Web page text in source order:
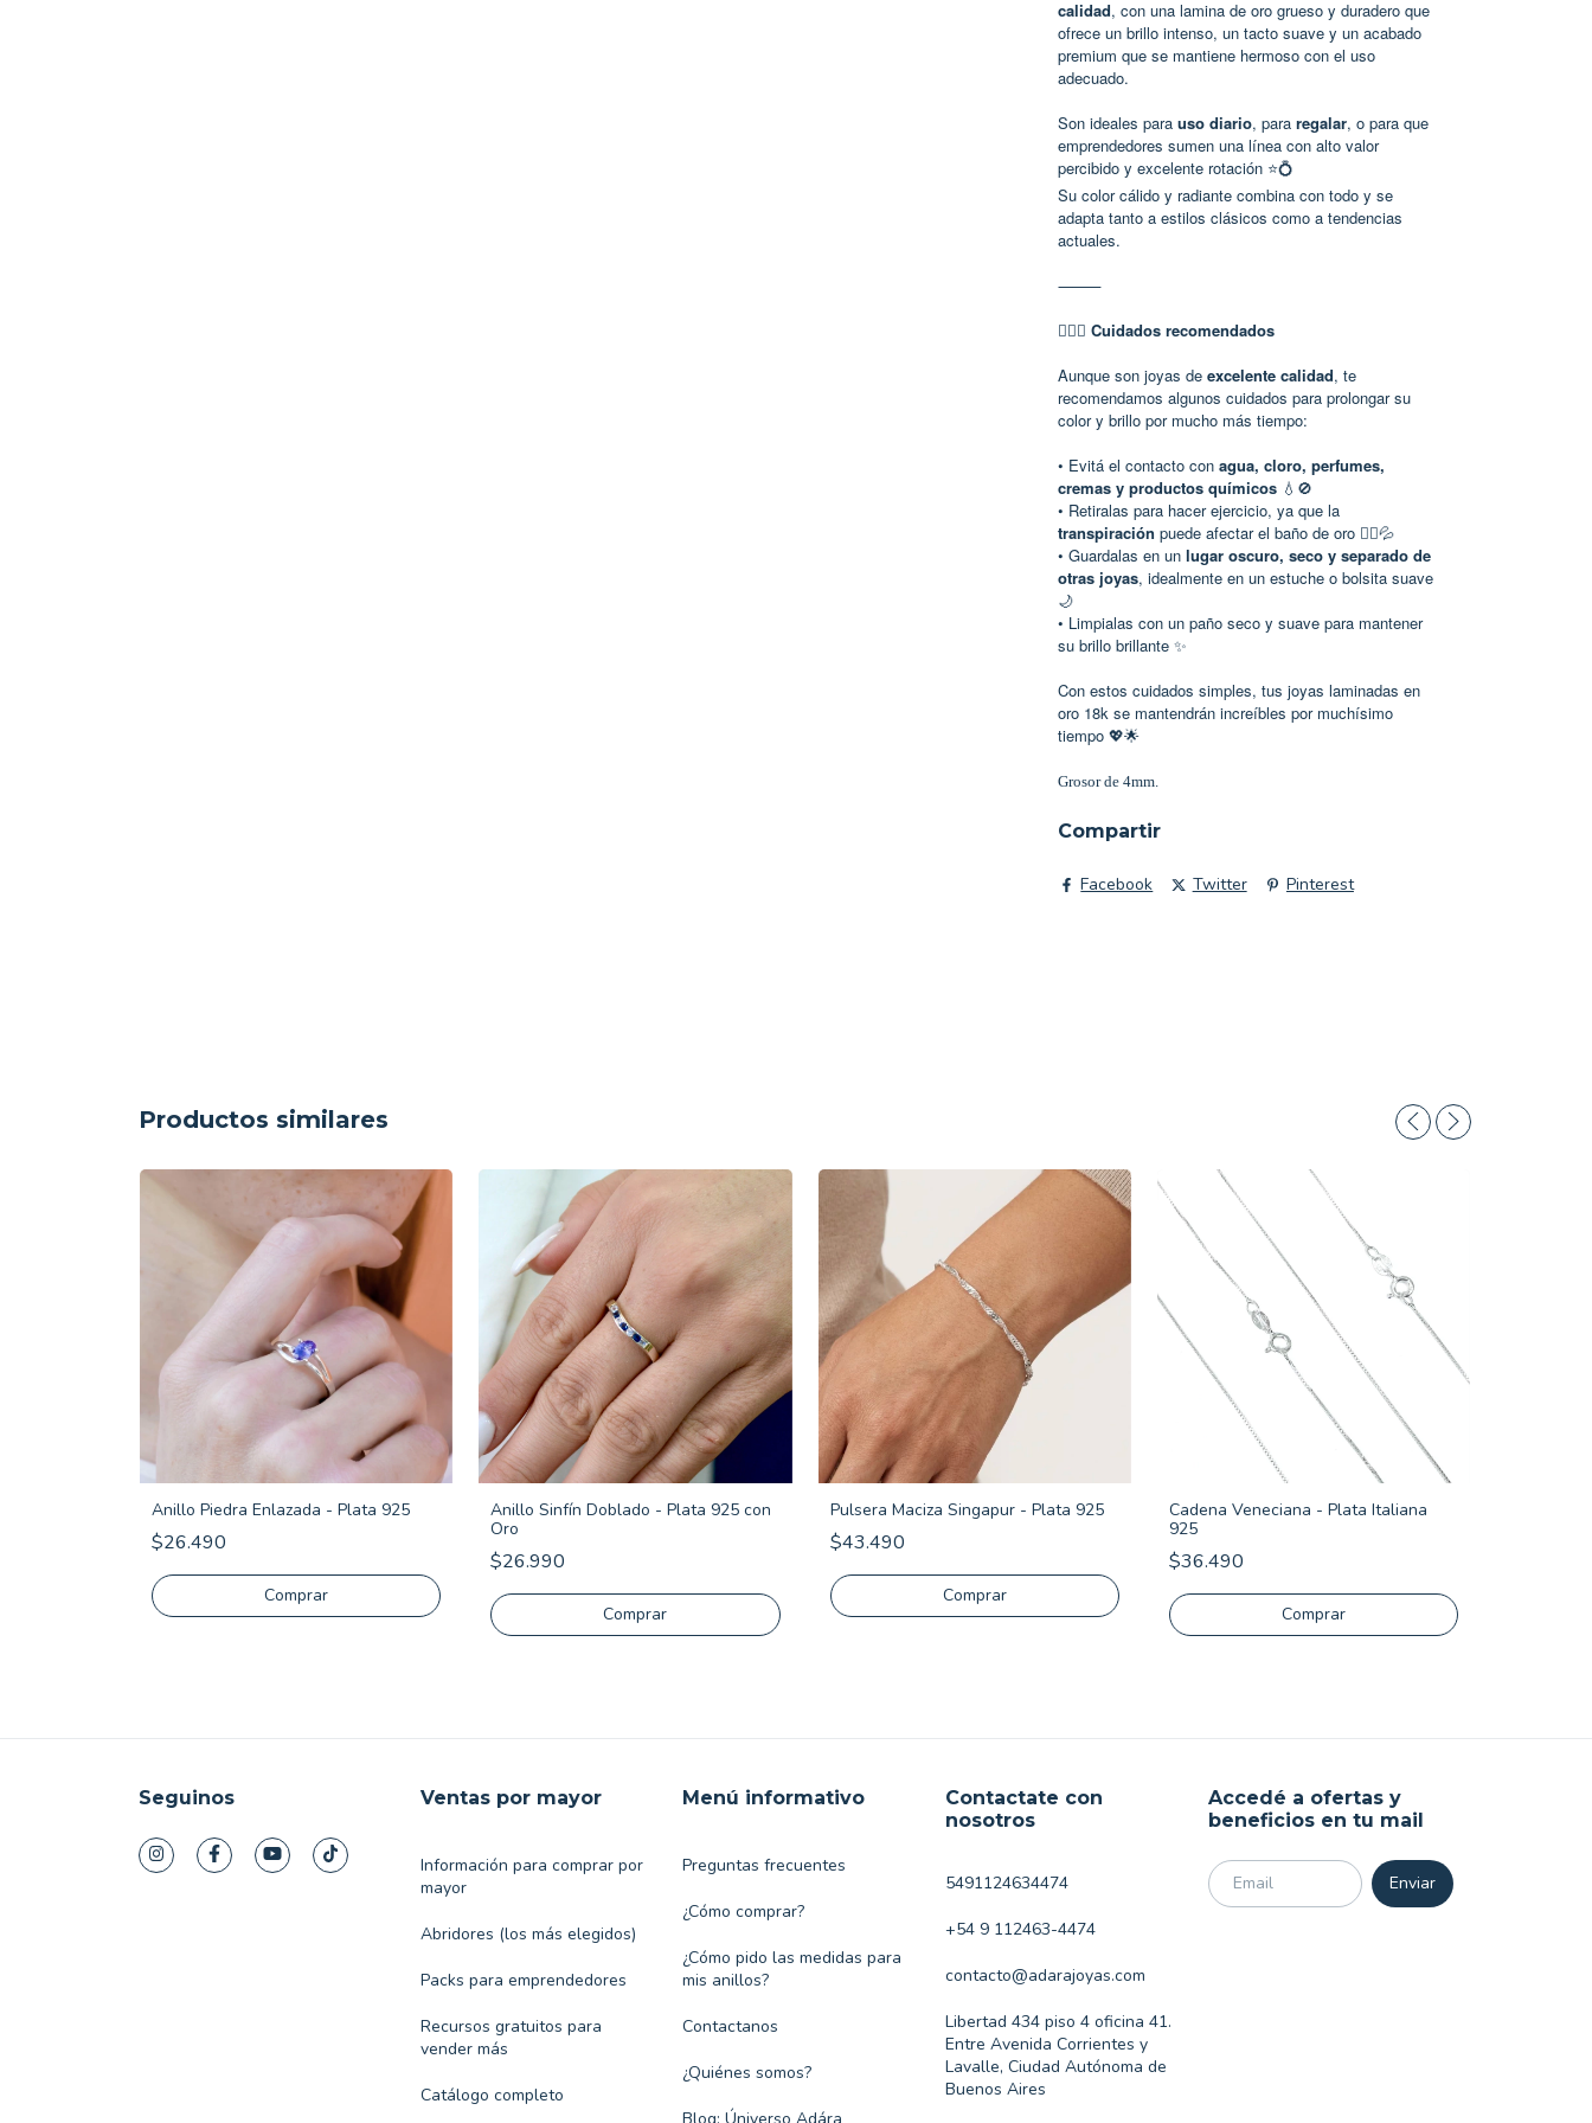
calidad, con una lamina de oro grueso y duradero que
ofrece un brillo intenso, un tacto suave y un acabado
premium que se mantiene hermoso con el uso
adecuado.
Son ideales para uso diario, para regalar, o para que
emprendedores sumen una línea con alto valor
percibido y excelente rotación ⭐💍
Su color cálido y radiante combina con todo y se
adapta tanto a estilos clásicos como a tendencias
actuales.
⸻
🙆🏻‍♀️ Cuidados recomendados
Aunque son joyas de excelente calidad, te
recomendamos algunos cuidados para prolongar su
color y brillo por mucho más tiempo:
• Evitá el contacto con agua, cloro, perfumes,
cremas y productos químicos 💧🚫
• Retiralas para hacer ejercicio, ya que la
transpiración puede afectar el baño de oro 🏃‍♀️💦
• Guardalas en un lugar oscuro, seco y separado de
otras joyas, idealmente en un estuche o bolsita suave
🌙
• Limpialas con un paño seco y suave para mantener
su brillo brillante ✨
Con estos cuidados simples, tus joyas laminadas en
oro 18k se mantendrán increíbles por muchísimo
tiempo 💖🌟
Grosor de 4mm.
Compartir
Facebook Twitter Pinterest
Productos similares
Anillo Piedra Enlazada - Plata 925
$26.490
Comprar
Anillo Sinfín Doblado - Plata 925 con
Oro
$26.990
Comprar
Pulsera Maciza Singapur - Plata 925
$43.490
Comprar
Cadena Veneciana - Plata Italiana
925
$36.490
Comprar
Seguinos Ventas por mayor
Información para comprar por
mayor
Abridores (los más elegidos)
Packs para emprendedores
Recursos gratuitos para
vender más
Catálogo completo
Menú informativo
Preguntas frecuentes
¿Cómo comprar?
¿Cómo pido las medidas para
mis anillos?
Contactanos
¿Quiénes somos?
Blog: Úniverso Adára
Contactate con
nosotros
5491124634474
+54 9 112463-4474
contacto@adarajoyas.com
Libertad 434 piso 4 oficina 41.
Entre Avenida Corrientes y
Lavalle, Ciudad Autónoma de
Buenos Aires
Accedé a ofertas y
beneficios en tu mail